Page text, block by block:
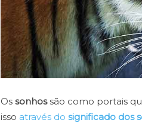
Os sonhossão como portais
isso através do significado dos